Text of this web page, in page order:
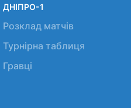
ДНІПРО-1
Розклад матчів
Турнірна таблиця
Гравці